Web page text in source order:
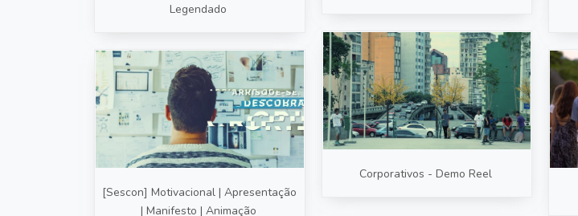
Legendado
Corporativos - Demo Reel
[Sescon] Motivacional | Apresentação
| Manifesto | Animação